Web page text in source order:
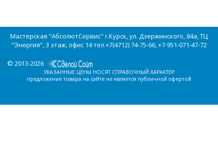
Мастерская "АбсолютСервис" г.Курск, ул. Дзержинского, 84а, ТЦ
"Энергия", 3 этаж, офис 14 тел.+7(4712) 74-75-66, +7-951-071-47-72
© 2013-2026
УКАЗАННЫЕ ЦЕНЫ НОСЯТ СПРАВОЧНЫЙ ХАРАКТЕР
предложение товара на сайте не является публичной офертой